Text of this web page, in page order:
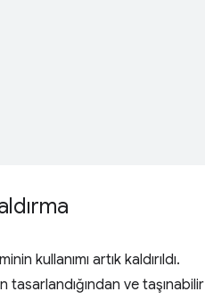
kullanımı artık kaldırıldı.
ve taşınabilir